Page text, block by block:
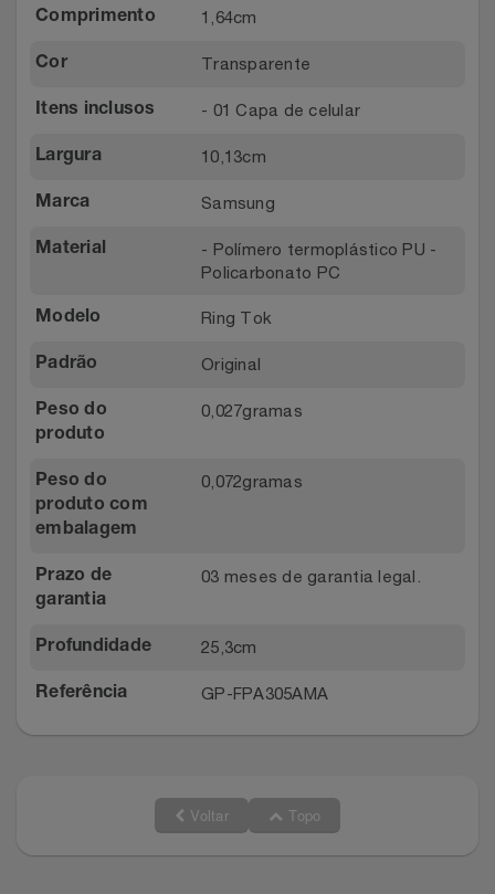
Comprimento 1,64cm
Cor Transparente
Itens inclusos - 01 Capa de celular
Largura 10,13cm
Marca Samsung
Material
- Polímero termoplástico PU -
Policarbonato PC
Modelo Ring Tok
Padrão Original
Peso do
produto
0,027gramas
Peso do
produto com
embalagem
0,072gramas
Prazo de
garantia
03 meses de garantia legal.
Profundidade 25,3cm
Referência GP-FPA305AMA
Voltar Topo